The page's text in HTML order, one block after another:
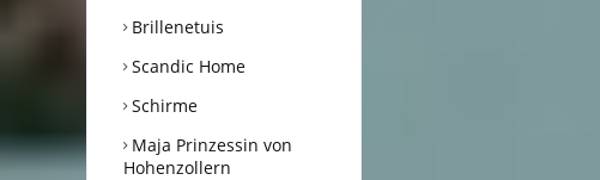
Brillenetuis
Scandic Home
Schirme
Maja Prinzessin von
Hohenzollern